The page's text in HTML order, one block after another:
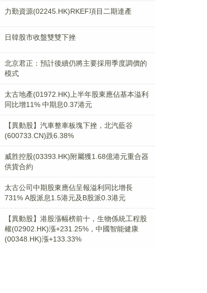
力勤資源(02245.HK)RKEF項目二期達產
日韓股市收盤雙雙下挫
北京君正：預計後續仍將主要採用季度調價的
模式
太古地產(01972.HK)上半年股東應佔基本溢利
同比增11% 中期息0.37港元
【異動股】汽車整車板塊下挫，北汽藍谷
(600733.CN)跌6.38%
威胜控股(03393.HK)附屬獲1.68億港元重合器
供貨合約
太古公司中期股東應佔呈報溢利同比增長
731% A股派息1.5港元及B股派0.3港元
【異動股】港股漲幅榜前十，生物係統工程股
權(02902.HK)漲+231.25%，中國智能健康
(00348.HK)漲+133.33%